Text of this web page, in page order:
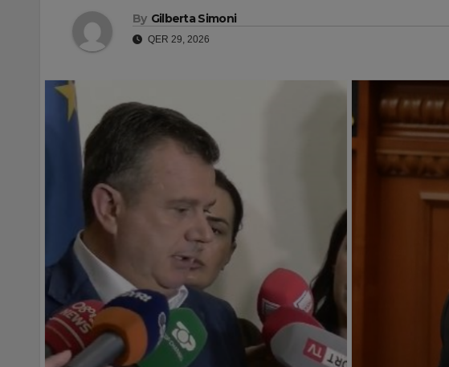
By Gilberta Simoni
QER 29, 2026